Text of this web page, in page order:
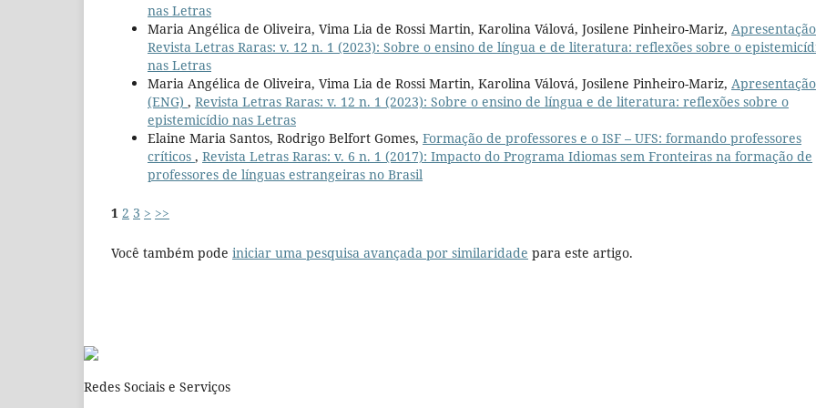
nas Letras
Maria Angélica de Oliveira, Vima Lia de Rossi Martin, Karolina Válová, Josilene Pinheiro-Mariz, Apresentação
Revista Letras Raras: v. 12 n. 1 (2023): Sobre o ensino de língua e de literatura: reflexões sobre o
nas Letras
Maria Angélica de Oliveira, Vima Lia de Rossi Martin, Karolina Válová, Josilene Pinheiro-Mariz, Apresentação
(ENG) , Revista Letras Raras: v. 12 n. 1 (2023): Sobre o ensino de língua e de literatura: reflexões sobre o
epistemicídio nas Letras
Elaine Maria Santos, Rodrigo Belfort Gomes, Formação de professores e o ISF – UFS: formando professores
críticos , Revista Letras Raras: v. 6 n. 1 (2017): Impacto do Programa Idiomas sem Fronteiras na formação de
professores de línguas estrangeiras no Brasil
1 2 3 > >>
Você também pode iniciar uma pesquisa avançada por similaridade para este artigo.
Redes Sociais e Serviços